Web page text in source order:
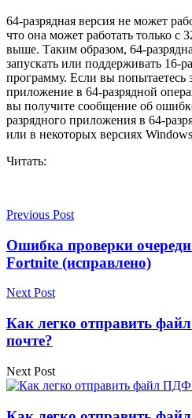
64-разрядная версия не может
что она может работать только с
выше. Таким образом, 64-
запускать или поддерживать 16-
программу. Если вы попытаетесь
приложение в 64-разрядной
вы получите сообщение об
разрядного приложения в 64-
или в некоторых версиях
Читать:
Previous Post
Ошибка проверки очереди
Fortnite (исправлено)
Next Post
Как легко отправить
почте?
Next Post